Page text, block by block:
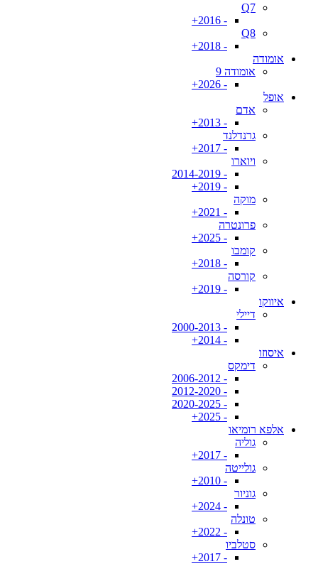
Q7
- 2016+
Q8
- 2018+
אומודה
אומודה 9
- 2026+
אופל
אדם
- 2013+
גרנדלנד
- 2017+
ויוארו
- 2014-2019
- 2019+
מוקה
- 2021+
פרונטרה
- 2025+
קומבו
- 2018+
קורסה
- 2019+
איווקו
דיילי
- 2000-2013
- 2014+
איסוזו
דימקס
- 2006-2012
- 2012-2020
- 2020-2025
- 2025+
אלפא רומיאו
גוליה
- 2017+
גולייטה
- 2010+
גוניור
- 2024+
טונלה
- 2022+
סטלביו
- 2017+